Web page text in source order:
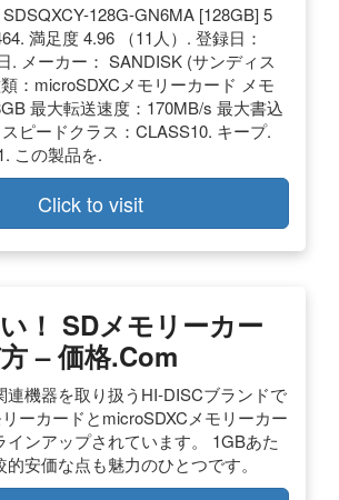
128G-GN6MA [128GB] 5
満足度 4.96 （11人）. 登録日：
. メーカー： SANDISK (サンディス
：microSDXCメモリーカード メモ
最大転送速度：170MB/s 最大書込
ピードクラス：CLASS10. キープ.
この製品を.
Click to visit
！ SDメモリーカー
– 価格.com
連機器を取り扱うHI-DISCブランドで
ーカードとmicroSDXCメモリーカー
インアップされています。 1GBあた
安価な点も魅力のひとつです。